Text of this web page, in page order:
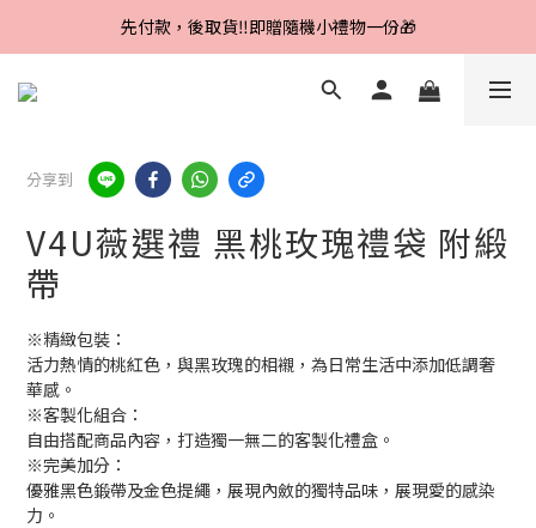
Line好友招募中，首購、回購皆贈100元
先付款，後取貨‼️即贈隨機小禮物一份🎁
Line好友招募中，首購、回購皆贈100元
分享到
V4U薇選禮 黑桃玫瑰禮袋 附緞
帶
※精緻包裝：
活力熱情的桃紅色，與黑玫瑰的相襯，為日常生活中添加低調奢
華感。
※客製化組合：
自由搭配商品內容，打造獨一無二的客製化禮盒。
※完美加分：
優雅黑色鍛帶及金色提繩，展現內斂的獨特品味，展現愛的感染
力。